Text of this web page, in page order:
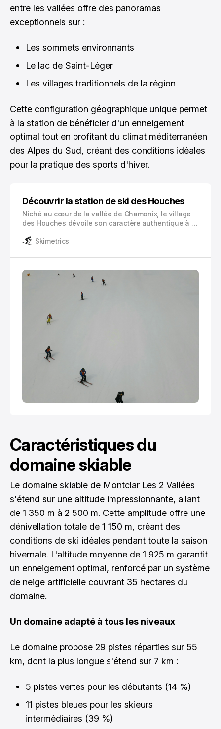
entre les vallées offre des panoramas
exceptionnels sur :
Les sommets environnants
Le lac de Saint-Léger
Les villages traditionnels de la région
Cette configuration géographique unique permet
à la station de bénéficier d'un enneigement
optimal tout en profitant du climat méditerranéen
des Alpes du Sud, créant des conditions idéales
pour la pratique des sports d'hiver.
Découvrir la station de ski des Houches
Niché au cœur de la vallée de Chamonix, le village
des Houches dévoile son caractère authentique à 1
lovée au pied du majestueux Mont Blanc, offre un
environnants.
Skimetrics
Caractéristiques du
domaine skiable
Le domaine skiable de Montclar Les 2 Vallées
s'étend sur une altitude impressionnante, allant
de 1 350 m à 2 500 m. Cette amplitude offre une
dénivellation totale de 1 150 m, créant des
conditions de ski idéales pendant toute la saison
hivernale. L'altitude moyenne de 1 925 m garantit
un enneigement optimal, renforcé par un système
de neige artificielle couvrant 35 hectares du
domaine.
Un domaine adapté à tous les niveaux
Le domaine propose 29 pistes réparties sur 55
km, dont la plus longue s'étend sur 7 km :
5 pistes vertes pour les débutants (14 %)
11 pistes bleues pour les skieurs
intermédiaires (39 %)